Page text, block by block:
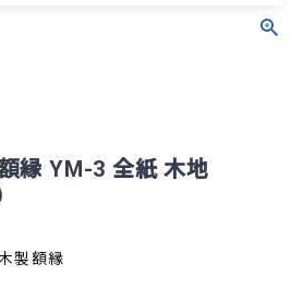
縁 YM-3 全紙 木地
製額縁